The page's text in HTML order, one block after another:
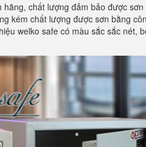
hãng, chất lượng đảm bảo được
kém chất lượng được sơn bằng
welko safe có màu sắc sắc nét,